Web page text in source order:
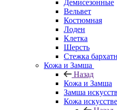
Демисезонные
Вельвет
Костюмная
Лоден
Клетка
Шерсть
Стежка
Кожа и Замша
Назад
Кожа и Замша
Замша
Кожа